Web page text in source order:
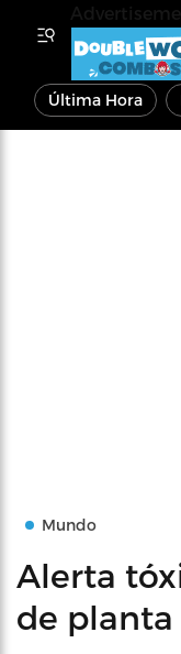
Última Hora
Mundo
Alerta
de